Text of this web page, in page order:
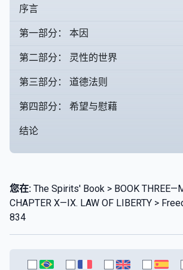
序言
第一部分： 本因
第二部分： 灵性的世界
第三部分： 道德法则
第四部分： 希望与慰藉
结论
您在: The Spirits' Book > BOOK
CHAPTER X—IX. LAW OF LIBERTY >
834